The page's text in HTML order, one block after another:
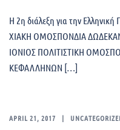
Η 2η διάλεξη για την
ΧΙΑΚΗ ΟΜΟΣΠΟΝΔΙΑ
ΙΟΝΙΟΣ ΠΟΛΙΤΙΣΤΙΚΗ
ΚΕΦΑΛΛΗΝΩΝ […]
APRIL 21, 2017